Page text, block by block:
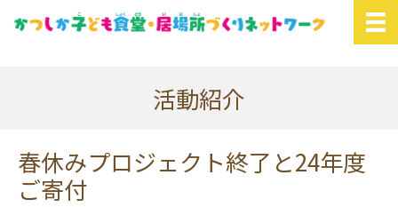
活動紹介
春休みプロジェクト終了と24年度
ご寄付